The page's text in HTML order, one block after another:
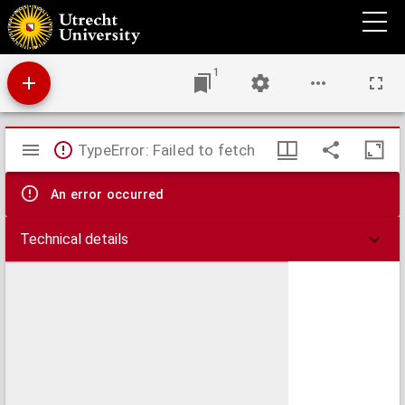
Dr. J. Jonstons Beschrijving van de natuur der viervoetige dieren neffens haar
beeldenissen in koper gesneden
1
Mirador
viewer
TypeError: Failed to fetch
An error occurred
Technical details